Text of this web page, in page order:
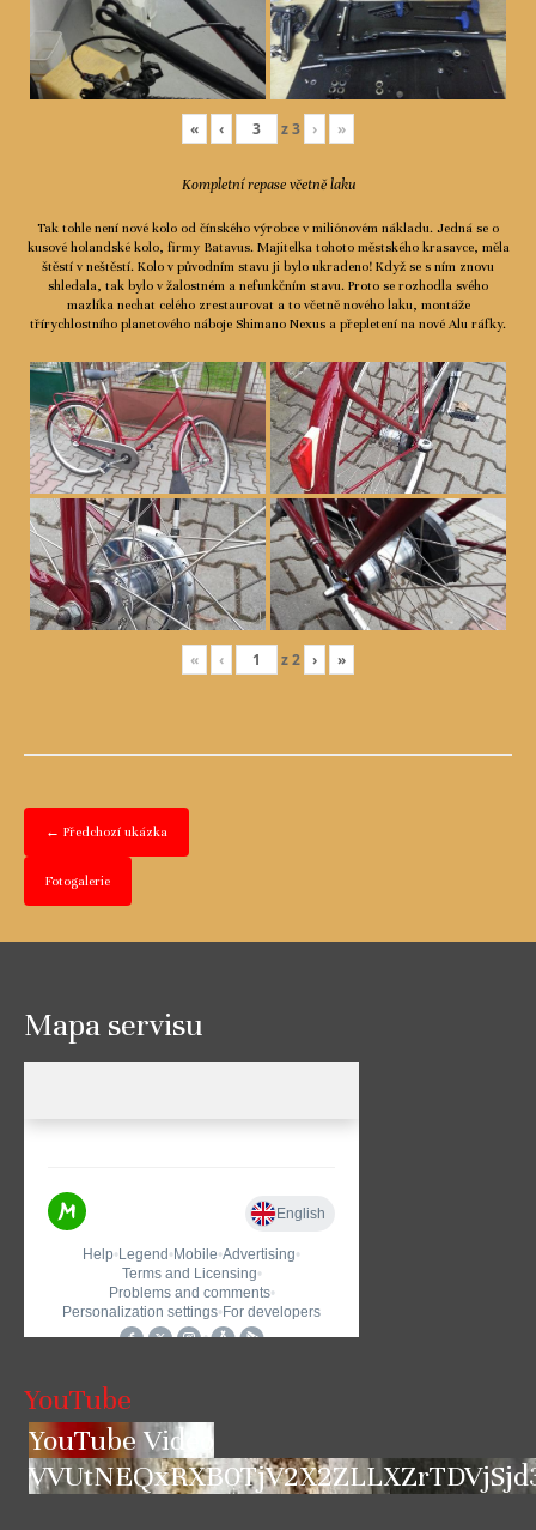
« ‹ z3 › »
Kompletní repase včetně laku
Tak tohle není nové kolo od čínského výrobce v miliónovém nákladu. Jedná se o
kusové holandské kolo, firmy Batavus. Majitelka tohoto městského krasavce, měla
štěstí v neštěstí. Kolo v původním stavu ji bylo ukradeno! Když se s ním znovu
shledala, tak bylo v žalostném a nefunkčním stavu. Proto se rozhodla svého
mazlíka nechat celého zrestaurovat a to včetně nového laku, montáže
třírychlostního planetového náboje Shimano Nexus a přepletení na nové Alu ráfky.
« ‹ z2 › »
← Předchozí ukázka
Fotogalerie
Mapa servisu
YouTube
YouTube Video